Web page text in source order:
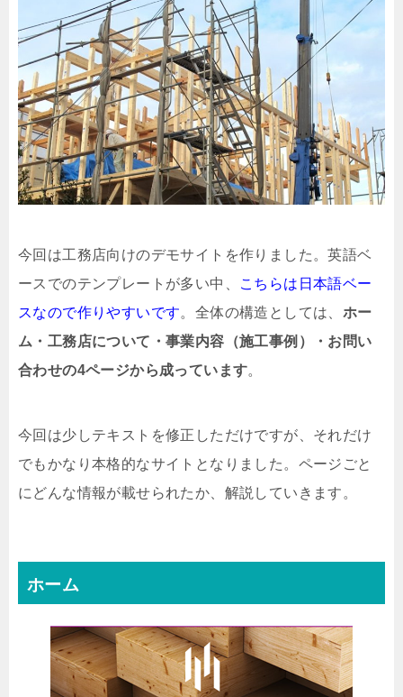
今回は工務店向けのデモサイトを作りました。英語ベ
ースでのテンプレートが多い中、
こちらは日本語ベー
スなので作りやすいです。全体の構造としては、 ホー
ム・工務店について・事業内容（施工事例）・お問い
合わせの4ページから成っています。
今回は少しテキストを修正しただけですが、それだけ
でもかなり本格的なサイトとなりました。ページごと
にどんな情報が載せられたか、解説していきます。
ホーム